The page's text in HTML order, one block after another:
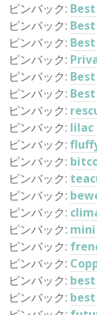
ピンバック:
ピンバック:
ピンバック:
ピンバック:
ピンバック:
ピンバック:
ピンバック:
ピンバック: lilac
ピンバック:
ピンバック:
ピンバック:
ピンバック:
ピンバック:
ピンバック:
ピンバック:
ピンバック:
ピンバック:
ピンバック: